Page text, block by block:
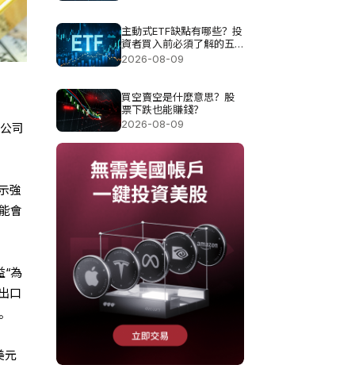
司
強
會
“為
口
元
主動式ETF缺點有哪些？投
資者買入前必須了解的五
大風險
2026-08-09
買空賣空是什麼意思？股
票下跌也能賺錢？
2026-08-09